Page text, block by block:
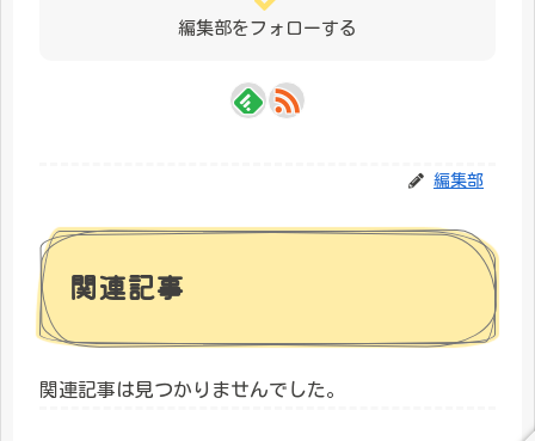
編集部をフォローする
編集部
関連記事
関連記事は見つかりませんでした。